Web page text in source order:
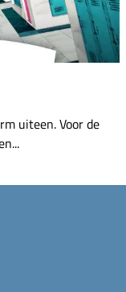
uiteen. Voor de